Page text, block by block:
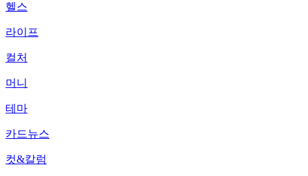
헬스
라이프
컬처
머니
테마
카드뉴스
컷&칼럼